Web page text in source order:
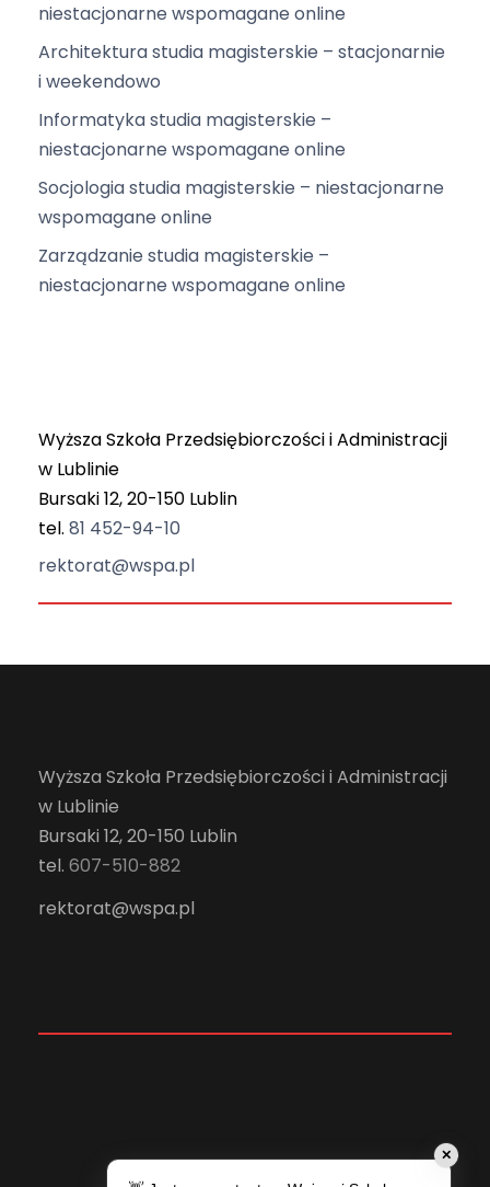
niestacjonarne wspomagane online
Architektura studia magisterskie – stacjonarnie
i weekendowo
Informatyka studia magisterskie –
niestacjonarne wspomagane online
Socjologia studia magisterskie – niestacjonarne
wspomagane online
Zarządzanie studia magisterskie –
niestacjonarne wspomagane online
Wyższa Szkoła Przedsiębiorczości i Administracji
w Lublinie
Bursaki 12, 20-150 Lublin
tel. 81 452-94-10
rektorat@wspa.pl
Wyższa Szkoła Przedsiębiorczości i Administracji
w Lublinie
Bursaki 12, 20-150 Lublin
tel. 607-510-882
rektorat@wspa.pl
✕